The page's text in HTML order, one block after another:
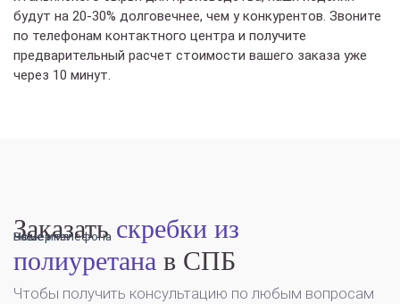
будут на 20-30% долговечнее, чем у конкурентов. Звоните
по телефонам контактного центра и получите
предварительный расчет стоимости вашего заказа уже
через 10 минут.
Заказать скребки из
полиуретана в СПБ
Чтобы получить консультацию по любым вопросам
Ваше имя
Номер телефона